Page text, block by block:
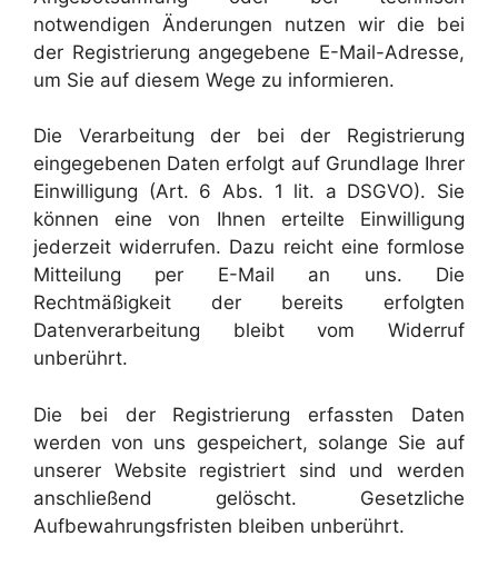
notwendigen Änderungen nutzen wir die bei
der Registrierung angegebene E-Mail-Adresse,
um Sie auf diesem Wege zu informieren.
Die Verarbeitung der bei der Registrierung
eingegebenen Daten erfolgt auf Grundlage Ihrer
Einwilligung (Art. 6 Abs. 1 lit. a DSGVO). Sie
können eine von Ihnen erteilte Einwilligung
jederzeit widerrufen. Dazu reicht eine formlose
Mitteilung per E-Mail an uns. Die
Rechtmäßigkeit der bereits erfolgten
Datenverarbeitung bleibt vom Widerruf
unberührt.
Die bei der Registrierung erfassten Daten
werden von uns gespeichert, solange Sie auf
unserer Website registriert sind und werden
anschließend gelöscht. Gesetzliche
Aufbewahrungsfristen bleiben unberührt.